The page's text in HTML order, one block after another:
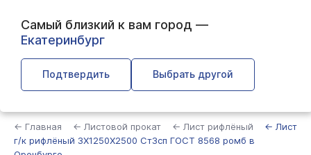
Самый близкий к вам город —
Екатеринбург
Подтвердить Выбрать другой
← Главная ← Листовой прокат ← Лист рифлёный
← Лист
г/к рифлёный 3Х1250Х2500 Ст3сп ГОСТ 8568 ромб в